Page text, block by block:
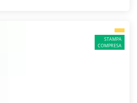
STAMPA
COMPRESA